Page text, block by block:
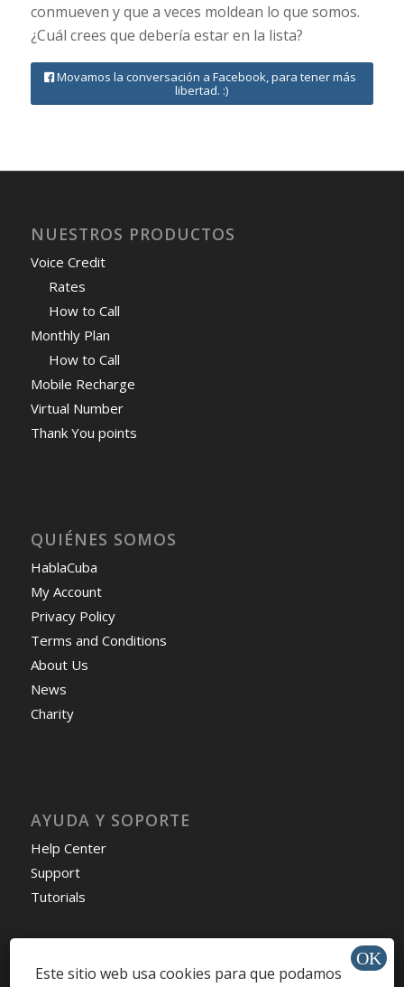
conmueven y que a veces moldean lo que somos.
¿Cuál crees que debería estar en la lista?
Movamos la conversación a Facebook, para tener más
libertad. :)
NUESTROS PRODUCTOS
Voice Credit
Rates
How to Call
Monthly Plan
How to Call
Mobile Recharge
Virtual Number
Thank You points
QUIÉNES SOMOS
HablaCuba
My Account
Privacy Policy
Terms and Conditions
About Us
News
Charity
AYUDA Y SOPORTE
Help Center
Support
Tutorials
Este sitio web usa cookies para que podamos